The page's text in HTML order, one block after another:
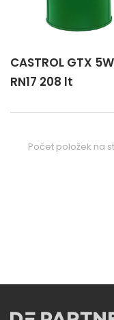
CASTROL GTX
RN17 208 lt
Počet položek na